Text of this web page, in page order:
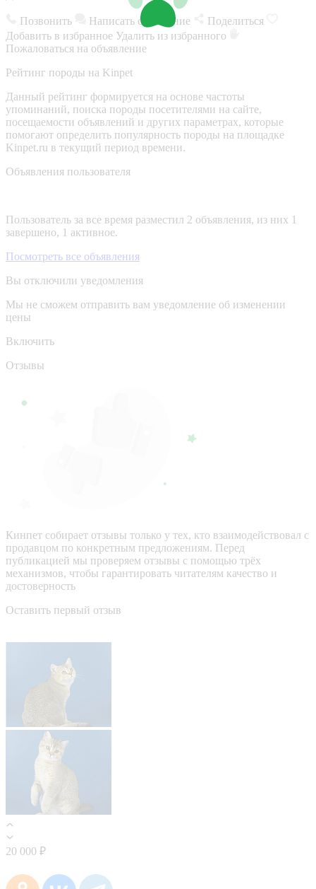
Позвонить Написать сообщение
Поделиться
Добавить в избранное Удалить из избранного
Пожаловаться на объявление
Рейтинг породы на Kinpet
Данный рейтинг формируется на основе частоты
упоминаний, поиска породы посетителями на сайте,
посещаемости объявлений и других параметрах, которые
помогают определить популярность породы на площадке
Kinpet.ru в текущий период времени.
Объявления пользователя
Пользователь за все время разместил 2 объявления, из них 1
завершено, 1 активное.
Посмотреть все объявления
Вы отключили уведомления
Мы не сможем отправить вам уведомление об изменении
цены
Включить
Отзывы
Кинпет собирает отзывы только у тех, кто взаимодействовал с
продавцом по конкретным предложениям. Перед
публикацией мы проверяем отзывы с помощью трёх
механизмов, чтобы гарантировать читателям качество и
достоверность
Оставить первый отзыв
20 000 ₽